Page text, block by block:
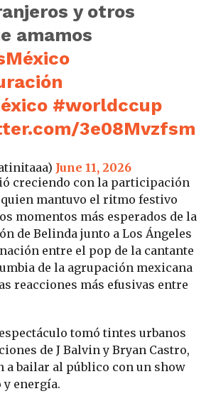
y otros
amamos
#worldccup
3e08Mvzfsm
June 11, 2026
creciendo con la participación
quien mantuvo el ritmo festivo
momentos más esperados de la
de Belinda junto a Los Ángeles
entre el pop de la cantante
de la agrupación mexicana
reacciones más efusivas entre
tomó tintes urbanos
de J Balvin y Bryan Castro,
a bailar al público con un show
y energía.